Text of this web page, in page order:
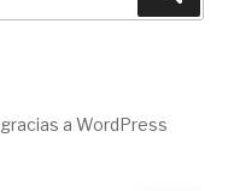
a WordPress